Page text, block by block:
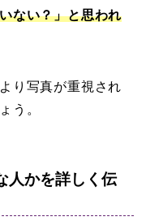
ない？」と思われ
り写真が重視され
う。
人かを詳しく伝